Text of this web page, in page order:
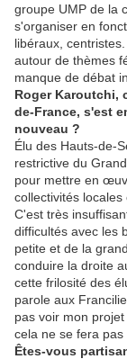
groupe UMP de la
s'organiser en
libéraux,
autour de thèmes
manque de débat
Roger Karoutchi,
de-France, s'est
nouveau ?
Élu des Hauts-de-
restrictive du
pour mettre en
collectivités
C'est très
difficultés avec les
petite et de la
conduire la droite
cette frilosité des
parole aux
pas voir mon
cela ne se fera pas
Êtes-vous